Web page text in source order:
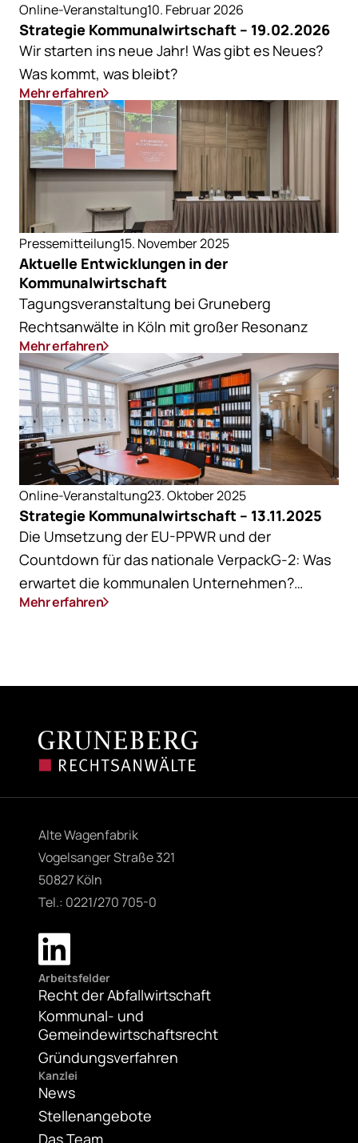
Online-Veranstaltung10. Februar 2026
Strategie Kommunalwirtschaft – 19.02.2026
Wir starten ins neue Jahr! Was gibt es Neues?
Was kommt, was bleibt?
Mehr erfahren
Pressemitteilung15. November 2025
Aktuelle Entwicklungen in der
Kommunalwirtschaft
Tagungsveranstaltung bei Gruneberg
Rechtsanwälte in Köln mit großer Resonanz
Mehr erfahren
Online-Veranstaltung23. Oktober 2025
Strategie Kommunalwirtschaft – 13.11.2025
Die Umsetzung der EU-PPWR und der
Countdown für das nationale VerpackG-2: Was
erwartet die kommunalen Unternehmen?
Welche aktuellen Rechtsprechungen sind
Mehr erfahren
Alte Wagenfabrik
Vogelsanger Straße 321
50827 Köln
Tel.: 0221/270 705-0
Arbeitsfelder
Recht der Abfallwirtschaft
Kommunal- und
Gemeindewirtschaftsrecht
Gründungsverfahren
Kanzlei
News
Stellenangebote
Das Team